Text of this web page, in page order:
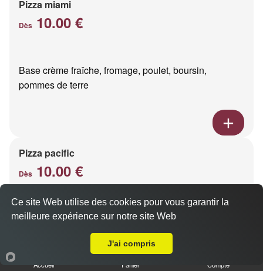
Pizza miami
Dès 10.00 €
Base crème fraîche, fromage, poulet, boursin,
pommes de terre
Pizza pacific
Dès 10.00 €
Base crème fraîche, fromage, saumon fumé
Accueil Panier Compte
Ce site Web utilise des cookies pour vous garantir la
meilleure expérience sur notre site Web
J'ai compris